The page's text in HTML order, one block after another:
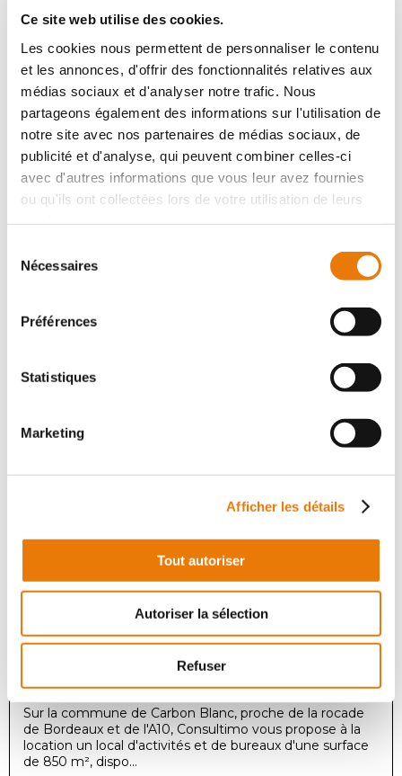
Ce site web utilise des cookies.
Les cookies nous permettent de personnaliser le contenu
et les annonces, d'offrir des fonctionnalités relatives aux
médias sociaux et d'analyser notre trafic. Nous
partageons également des informations sur l'utilisation de
notre site avec nos partenaires de médias sociaux, de
publicité et d'analyse, qui peuvent combiner celles-ci
avec d'autres informations que vous leur avez fournies
ou qu'ils ont collectées lors de votre utilisation de leurs
Nécessaires
Préférences
Statistiques
Marketing
Afficher les détails
Tout autoriser
Autoriser la sélection
Refuser
Local d'activité
Achat - 150 m²
230 000 €HT
Au coeur de la zone d'activités La Mouline à Carbon
usage d'activités et de bureaux. La cellule se compose
de 150 m² en rez-...
Local d'activité
Sur la commune de Carbon Blanc, proche de la rocade
de Bordeaux et de l'A10, Consultimo vous propose à la
location un local d'activités et de bureaux d'une surface
de 850 m², dispo...